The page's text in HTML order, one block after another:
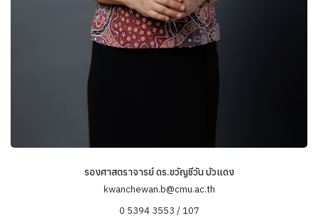
รองศาสตราจารย์ ดร.ขวัญชีวัน บัวแดง
kwanchewan.b@cmu.ac.th
0 5394 3553 / 107